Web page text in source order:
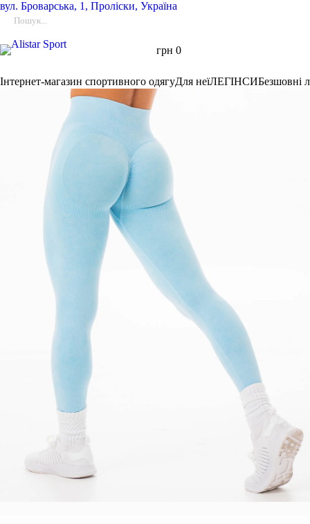
вул. Броварська, 1, Проліски, Україна
грн 0
Інтернет-магазин спортивного одягуДля неїЛЕГІНСИБезшовні